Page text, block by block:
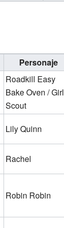
Personaje
Roadkill Easy
Bake Oven / Girl
Scout
Lily Quinn
Rachel
Robin Robin